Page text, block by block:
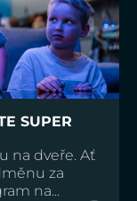
SUPER
na dveře. Ať
za
na...